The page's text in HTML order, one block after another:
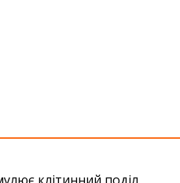
клітинний поділ.